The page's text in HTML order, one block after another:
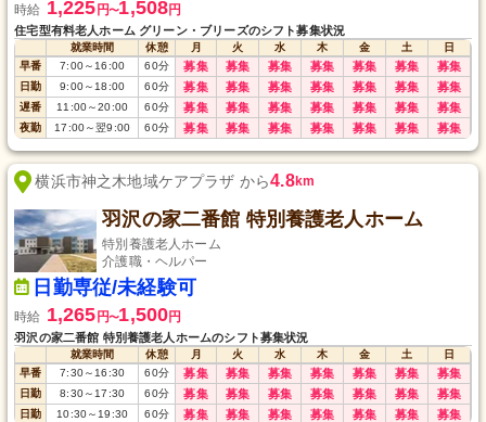
時給 1,225円〜1,508円
住宅型有料老人ホーム グリーン・ブリーズのシフト募集状況
就業時間 休憩 月 火 水 木 金 土
日
早番
7:00～ 16:00 60分 募集 募集 募集 募集 募集 募集 募集
日勤 9:00～ 18:00 60分 募集 募集 募集 募集 募集 募集 募集
遅番 11:00～20:00 60分 募集 募集 募集 募集 募集 募集 募集
夜勤 17:00～翌9:00 60分 募集 募集 募集 募集 募集 募集 募集
横浜市神之木地域ケアプラザ から4.8km
羽沢の家二番館 特別養護老人ホーム
特別養護老人ホーム
介護職・ヘルパー
日勤専従/未経験可
時給 1,265円〜1,500円
羽沢の家二番館 特別養護老人ホームのシフト募集状況
就業時間 休憩 月 火 水 木 金 土
日
早番
7:30～ 16:30 60分 募集 募集 募集 募集 募集 募集 募集
日勤 8:30～ 17:30 60分 募集 募集 募集 募集 募集 募集 募集
日勤 10:30～ 19:30 60分 募集 募集 募集 募集 募集 募集 募集